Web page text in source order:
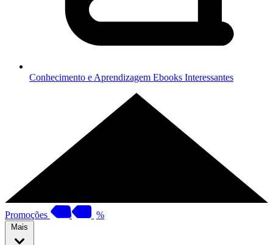
Conhecimento e Aprendizagem Ebooks Interessantes
Promoções %
Mais